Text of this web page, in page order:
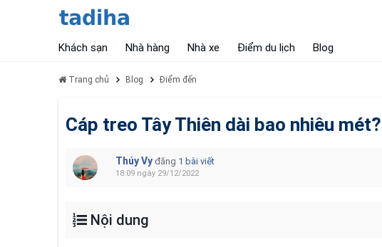
Khách sạn Nhà hàng Nhà xe Điểm du lịch Blog
Trang chủ Blog Điểm đến
Cáp treo Tây Thiên dài bao nhiêu
Thúy Vy đăng 1 bài viết
18:09 ngày 29/12/2022
Nội dung